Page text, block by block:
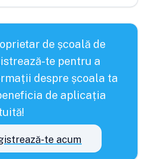
de școală de
te pentru a
despre școala ta
de aplicația
te acum